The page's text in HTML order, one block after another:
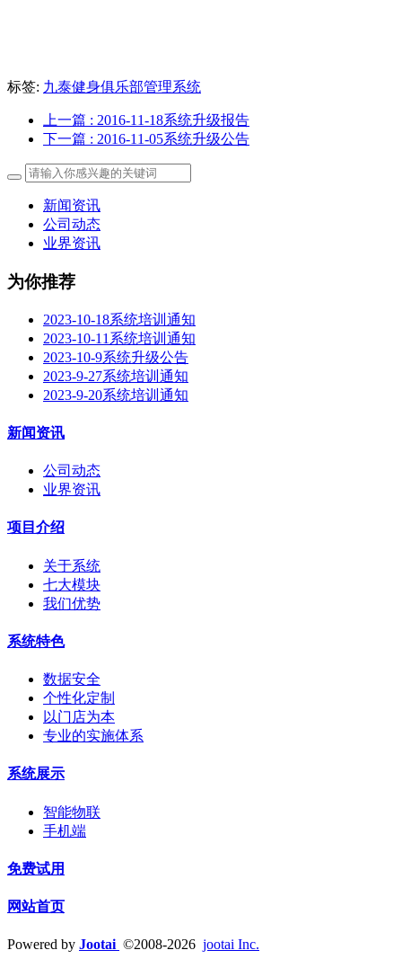
标签: 九泰健身俱乐部管理系统​
上一篇 : 2016-11-18系统升级报告
下一篇 : 2016-11-05系统升级公告
新闻资讯
公司动态
业界资讯
为你推荐
2023-10-18系统培训通知
2023-10-11系统培训通知
2023-10-9系统升级公告
2023-9-27系统培训通知
2023-9-20系统培训通知
新闻资讯
公司动态
业界资讯
项目介绍
关于系统
七大模块
我们优势
系统特色
数据安全
个性化定制
以门店为本
专业的实施体系
系统展示
智能物联
手机端
免费试用
网站首页
Powered by Jootai ©2008-2026 jootai Inc.